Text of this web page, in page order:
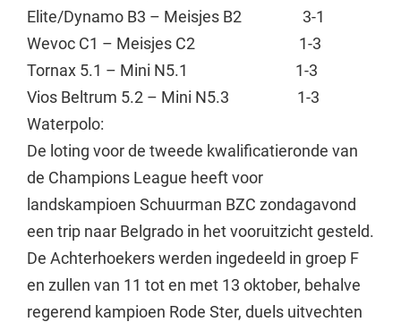
Elite/Dynamo B3 – Meisjes B2 3-1
Wevoc C1 – Meisjes C2 1-3
Tornax 5.1 – Mini N5.1 1-3
Vios Beltrum 5.2 – Mini N5.3 1-3
Waterpolo:
De loting voor de tweede kwalificatieronde van
de Champions League heeft voor
landskampioen Schuurman BZC zondagavond
een trip naar Belgrado in het vooruitzicht gesteld.
De Achterhoekers werden ingedeeld in groep F
en zullen van 11 tot en met 13 oktober, behalve
regerend kampioen Rode Ster, duels uitvechten